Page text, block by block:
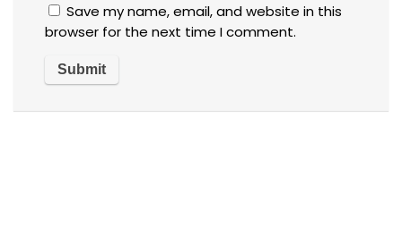
Save my name, email, and website in this
browser for the next time I comment.